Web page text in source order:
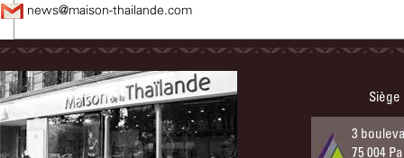
news@maison-thailande.com
Siège
3
75 004